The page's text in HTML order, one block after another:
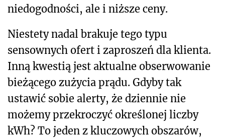
niedogodności, ale i niższe ceny.
Niestety nadal brakuje tego typu
sensownych ofert i zaproszeń dla klienta.
Inną kwestią jest aktualne obserwowanie
bieżącego zużycia prądu. Gdyby tak
ustawić sobie alerty, że dziennie nie
możemy przekroczyć określonej liczby
kWh? To jeden z kluczowych obszarów,